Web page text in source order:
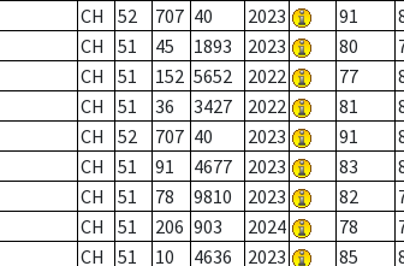
CH 52 707 40 2023 91
CH 51 45 1893 2023 80
CH 51 152 5652 2022 77
CH 51 36 3427 2022 81
CH 52 707 40 2023 91
CH 51 91 4677 2023 83
CH 51 78 9810 2023 82
CH 51 206 903 2024 78
CH 51 10 4636 2023 85